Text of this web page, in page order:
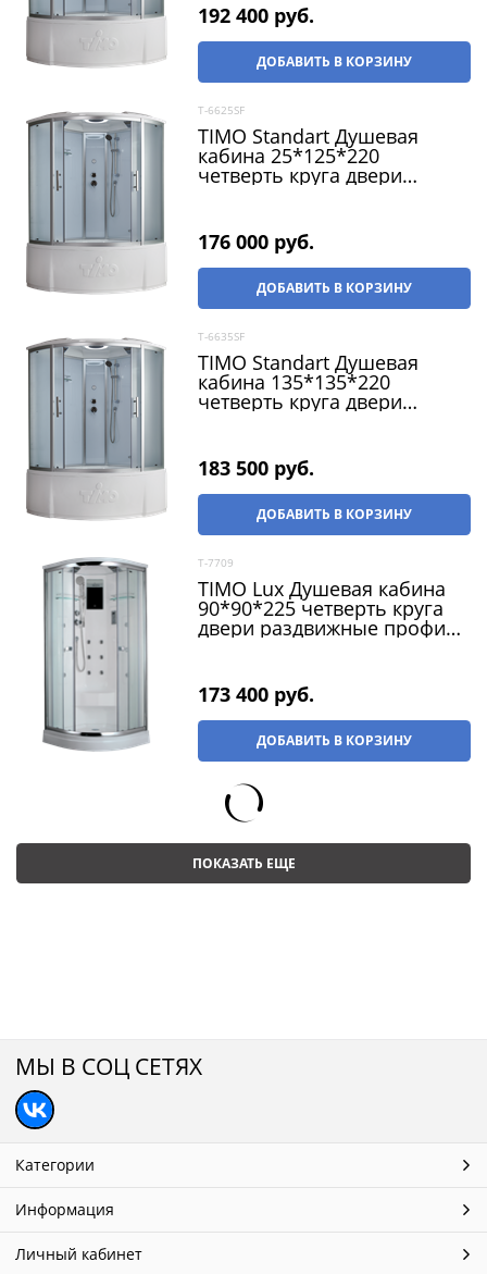
192 400 руб.
ДОБАВИТЬ В КОРЗИНУ
T-6625SF
TIMO Standart Душевая
кабина 25*125*220
четверть круга двери
176 000 руб.
ДОБАВИТЬ В КОРЗИНУ
T-6635SF
TIMO Standart Душевая
кабина 135*135*220
четверть круга двери
183 500 руб.
ДОБАВИТЬ В КОРЗИНУ
T-7709
TIMO Lux Душевая кабина
90*90*225 четверть круга
двери раздвижные профиль
173 400 руб.
ДОБАВИТЬ В КОРЗИНУ
ПОКАЗАТЬ ЕЩЕ
МЫ В СОЦ СЕТЯХ
Категории
Информация
Личный кабинет